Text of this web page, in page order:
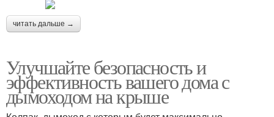
читать дальше →
Улучшайте безопасность и
эффективность вашего дома с
дымоходом на крыше